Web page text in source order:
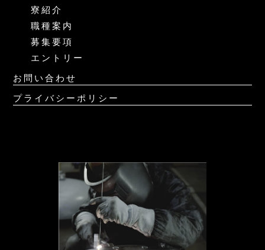
寮紹介
職種案内
募集要項
エントリー
お問い合わせ
プライバシーポリシー